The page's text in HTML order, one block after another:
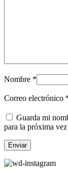
Nombre *
Correo electrónico
Guarda mi
para la próxima